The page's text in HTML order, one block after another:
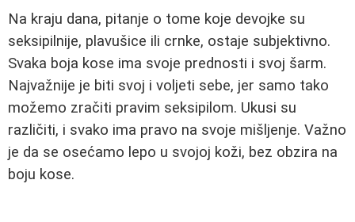
Na kraju dana, pitanje o tome koje devojke su
seksipilnije, plavušice ili crnke, ostaje subjektivno.
Svaka boja kose ima svoje prednosti i svoj šarm.
Najvažnije je biti svoj i voljeti sebe, jer samo tako
možemo zračiti pravim seksipilom. Ukusi su
različiti, i svako ima pravo na svoje mišljenje. Važno
je da se osećamo lepo u svojoj koži, bez obzira na
boju kose.